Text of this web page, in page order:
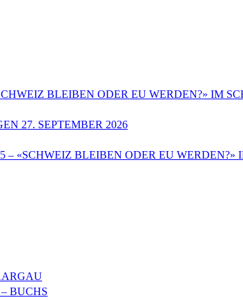
BLEIBEN ODER EU WERDEN?» IM
27. SEPTEMBER 2026
– «SCHWEIZ BLEIBEN ODER EU
BUCHS